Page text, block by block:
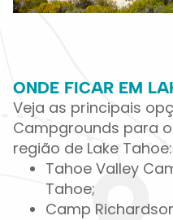
ONDE FICAR EM
Veja as principais
Campgrounds para
região de Lake Tahoe:
Tahoe Valley
Tahoe;
Camp